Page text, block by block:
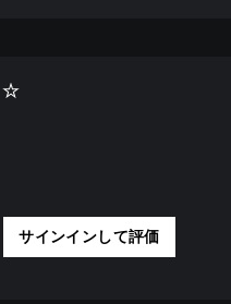
サインインして評価